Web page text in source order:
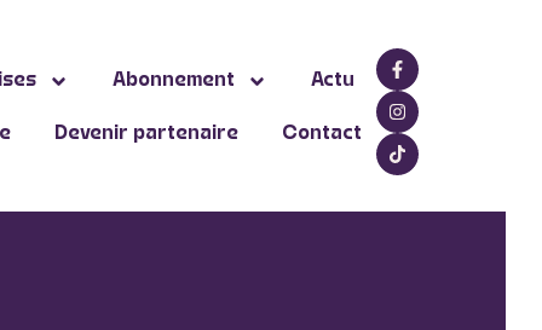
Abonnement Actu
Devenir partenaire Contact